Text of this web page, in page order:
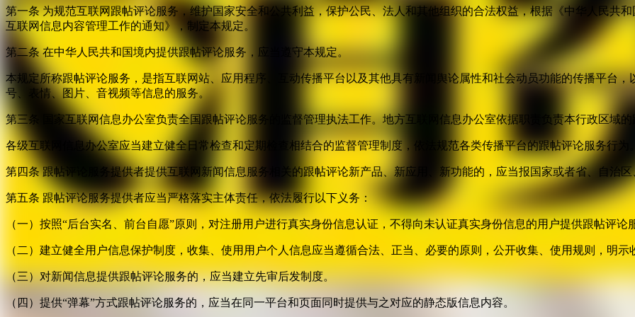
第一条 为规范互联网跟帖评论服务，维护国家安全和公共利益，保护公民、法人和其他组织的合法权益，根据《中华人民共
互联网信息内容管理工作的通知》，制定本规定。
第二条 在中华人民共和国境内提供跟帖评论服务，应当遵守本规定。
本规定所称跟帖评论服务，是指互联网站、应用程序、互动传播平台以及其他具有新闻舆论属性和社会动员功能的传播平台
号、表情、图片、音视频等信息的服务。
第三条 国家互联网信息办公室负责全国跟帖评论服务的监督管理执法工作。地方互联网信息办公室依据职责负责本行政区域
各级互联网信息办公室应当建立健全日常检查和定期检查相结合的监督管理制度，依法规范各类传播平台的跟帖评论服务行为
第四条 跟帖评论服务提供者提供互联网新闻信息服务相关的跟帖评论新产品、新应用、新功能的，应当报国家或者省、自治
第五条 跟帖评论服务提供者应当严格落实主体责任，依法履行以下义务：
（一）按照“后台实名、前台自愿”原则，对注册用户进行真实身份信息认证，不得向未认证真实身份信息的用户提供跟帖评论
（二）建立健全用户信息保护制度，收集、使用用户个人信息应当遵循合法、正当、必要的原则，公开收集、使用规则，明
（三）对新闻信息提供跟帖评论服务的，应当建立先审后发制度。
（四）提供“弹幕”方式跟帖评论服务的，应当在同一平台和页面同时提供与之对应的静态版信息内容。